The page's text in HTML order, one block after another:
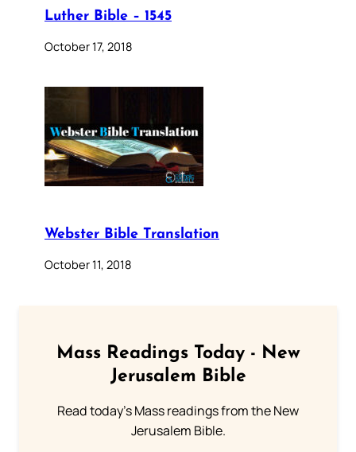
Luther Bible – 1545
October 17, 2018
Webster Bible Translation
October 11, 2018
Mass Readings Today - New
Jerusalem Bible
Read today's Mass readings from the New
Jerusalem Bible.